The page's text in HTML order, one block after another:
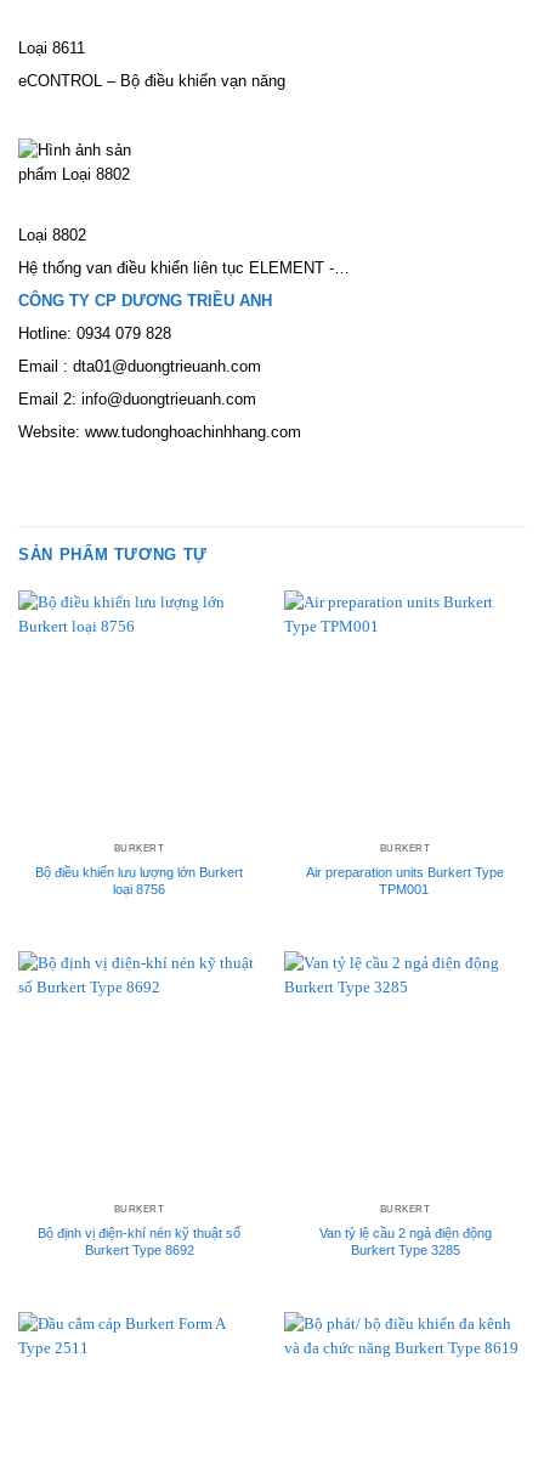
Loại 8611
eCONTROL – Bộ điều khiển vạn năng
Loại 8802
Hệ thống van điều khiển liên tục ELEMENT -…
CÔNG TY CP DƯƠNG TRIỀU ANH
Hotline: 0934 079 828
Email : dta01@duongtrieuanh.com
Email 2: info@duongtrieuanh.com
Website: www.tudonghoachinhhang.com
SẢN PHẨM TƯƠNG TỰ
BURKERT
Bộ điều khiển lưu lượng lớn Burkert
loại 8756
BURKERT
Air preparation units Burkert Type
TPM001
BURKERT
Bộ định vị điện-khí nén kỹ thuật số
Burkert Type 8692
BURKERT
Van tỷ lệ cầu 2 ngả điện động
Burkert Type 3285